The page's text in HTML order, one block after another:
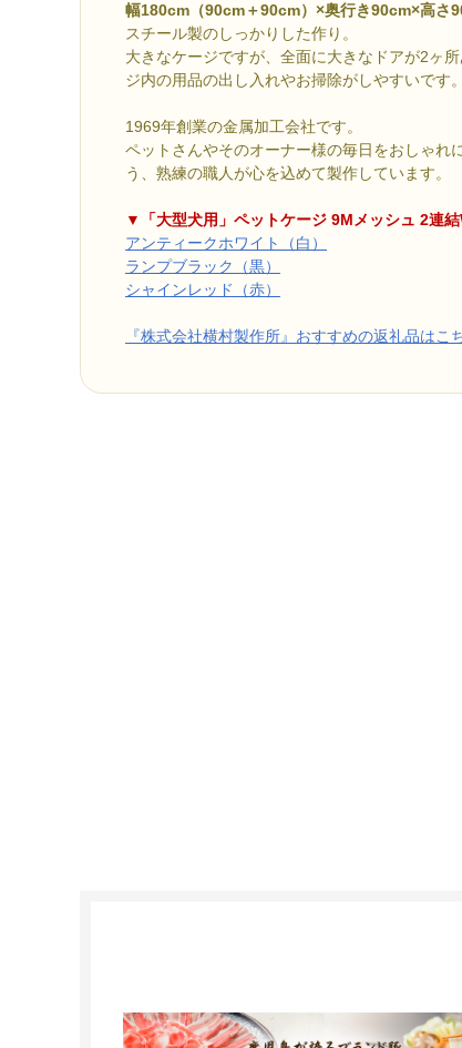
幅180cm（90cm＋90cm）×奥行き90cm×高さ
スチール製のしっかりした作り。
大きなケージですが、全面に大きなドアが2ヶ
ジ内の用品の出し入れやお掃除がしやすいです。
1969年創業の金属加工会社です。
ペットさんやそのオーナー様の毎日をおしゃれ
う、熟練の職人が心を込めて製作しています。
▼「大型犬用」ペットケージ 9Mメッシュ 2連
アンティークホワイト（白）
ランプブラック（黒）
シャインレッド（赤）
『株式会社横村製作所』おすすめの返礼品はこ